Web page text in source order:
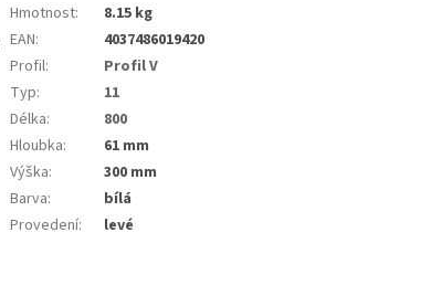
Hmotnost:
8.15 kg
EAN:
4037486019420
Profil:
Profil V
Typ:
11
Délka:
800
Hloubka:
61 mm
Výška:
300 mm
Barva:
bílá
Provedení: levé